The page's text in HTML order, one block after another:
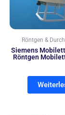
Röntgen &
Siemens
Röntgen